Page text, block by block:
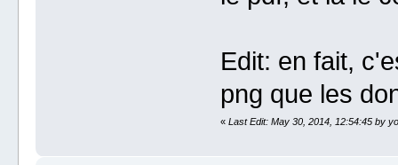
Edit: en fait,
png que les
« Last Edit: May 30, 2014, 12:54:45 by